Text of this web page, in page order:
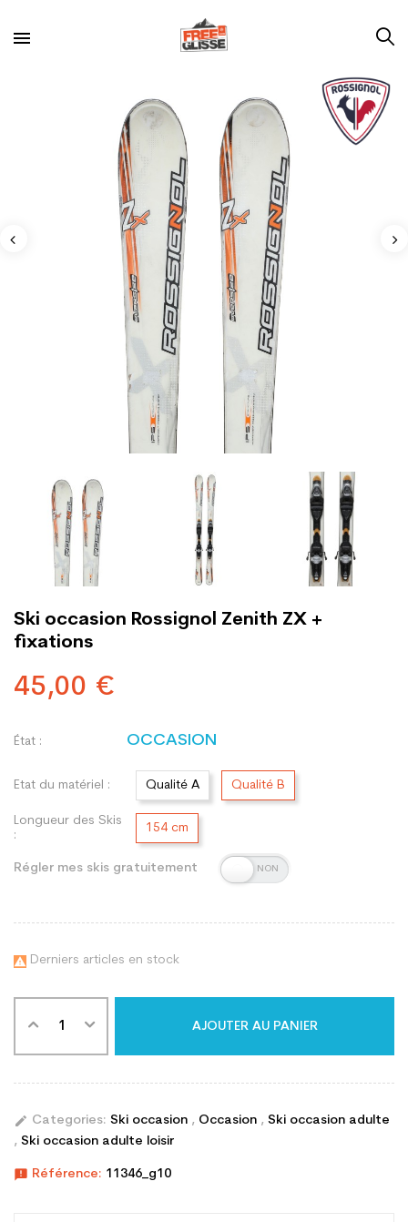
Ski occasion Rossignol Zenith ZX +
fixations
45,00 €
État : OCCASION
Etat du matériel : Qualité A Qualité B
Longueur des Skis
:
154 cm
Régler mes skis gratuitement
 Derniers articles en stock
AJOUTER AU PANIER
edit Categories: Ski occasion , Occasion , Ski occasion adulte
, Ski occasion adulte loisir
announcement Référence: 11346_g10